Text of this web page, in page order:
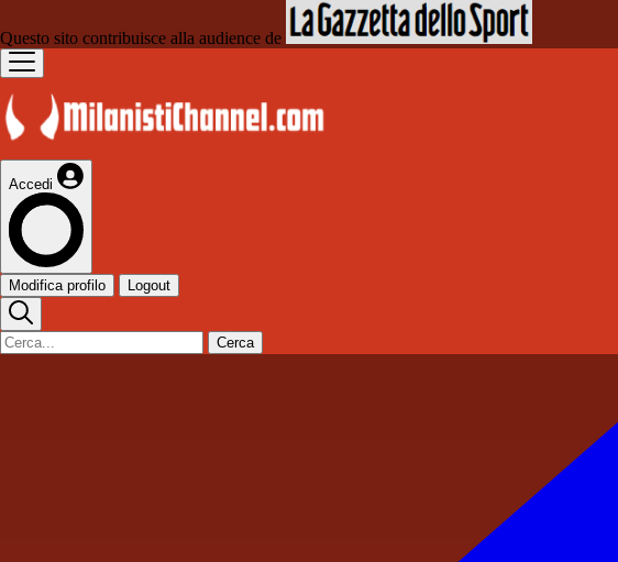
Questo sito contribuisce alla audience de
Accedi
Modifica profilo Logout
Cerca